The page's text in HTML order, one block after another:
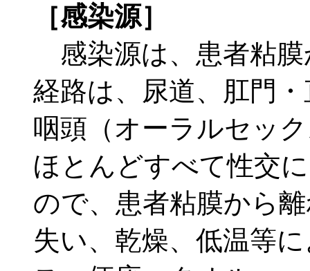
［感染源］
感染源は、患者粘膜
経路は、尿道、肛門
咽頭（オーラルセッ
ほとんどすべて性交
ので、患者粘膜から
失い、乾燥、低温等